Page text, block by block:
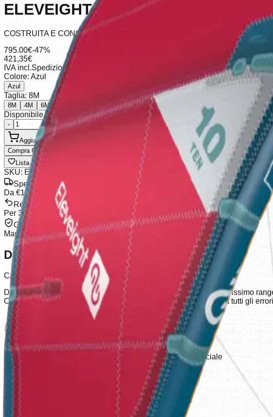
ELEVEIGHT PSV6
COSTRUITA E CONCEPITA PER MASSIMIZZARE LA PROGRESSIONE,
795.00€-47%
421,35€
IVA incl.Spedizione calcolata al checkout
Colore: Azul
Azul
Taglia: 8M
8M 4M 6M
Disponibile (1 unità), spedizione in 2-5 giorni
-
Aggiungi al Carrello
Compra Ora
Lista dei Desideri
SKU: ELEVEIGHT PSV6 6m
Spedizione Gratuita
Da €100
Resi
Per 30 Giorni
Garanzia
Marchio Ufficiale
Descrizione
CARATTERISTICHE PRINCIPALI
Design delta ibrido a tre stecche per una rapida progressione Ampissimo
Costruzione rinforzata per una durata extra Molto stabile, perdona tutti gli
Orgogliosamente partner di Eleveight come distributore ufficiale
+34 678 67 51 70
Partner